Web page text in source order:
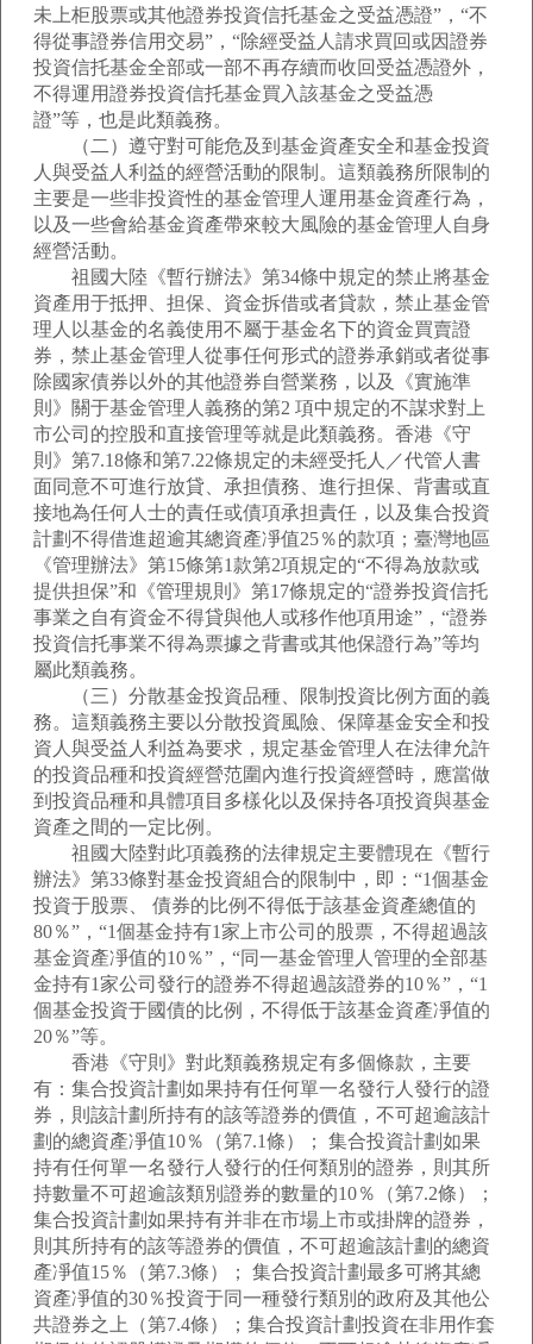
未上柜股票或其他證券投資信托基金之受益憑證”，“不
得從事證券信用交易”，“除經受益人請求買回或因證券
投資信托基金全部或一部不再存續而收回受益憑證外，
不得運用證券投資信托基金買入該基金之受益憑
證”等，也是此類義務。
（二）遵守對可能危及到基金資產安全和基金投資
人與受益人利益的經營活動的限制。這類義務所限制的
主要是一些非投資性的基金管理人運用基金資產行為，
以及一些會給基金資產帶來較大風險的基金管理人自身
經營活動。
祖國大陸《暫行辦法》第34條中規定的禁止將基金
資產用于抵押、担保、資金拆借或者貸款，禁止基金管
理人以基金的名義使用不屬于基金名下的資金買賣證
券，禁止基金管理人從事任何形式的證券承銷或者從事
除國家債券以外的其他證券自營業務，以及《實施準
則》關于基金管理人義務的第2 項中規定的不謀求對上
市公司的控股和直接管理等就是此類義務。香港《守
則》第7.18條和第7.22條規定的未經受托人／代管人書
面同意不可進行放貸、承担債務、進行担保、背書或直
接地為任何人士的責任或債項承担責任，以及集合投資
計劃不得借進超逾其總資產凈值25％的款項；臺灣地區
《管理辦法》第15條第1款第2項規定的“不得為放款或
提供担保”和《管理規則》第17條規定的“證券投資信托
事業之自有資金不得貸與他人或移作他項用途”，“證券
投資信托事業不得為票據之背書或其他保證行為”等均
屬此類義務。
（三）分散基金投資品種、限制投資比例方面的義
務。這類義務主要以分散投資風險、保障基金安全和投
資人與受益人利益為要求，規定基金管理人在法律允許
的投資品種和投資經營范圍內進行投資經營時，應當做
到投資品種和具體項目多樣化以及保持各項投資與基金
資產之間的一定比例。
祖國大陸對此項義務的法律規定主要體現在《暫行
辦法》第33條對基金投資組合的限制中，即：“1個基金
投資于股票、 債券的比例不得低于該基金資產總值的
80％”，“1個基金持有1家上市公司的股票，不得超過該
基金資產凈值的10％”，“同一基金管理人管理的全部基
金持有1家公司發行的證券不得超過該證券的10％”，“1
個基金投資于國債的比例，不得低于該基金資產凈值的
20％”等。
香港《守則》對此類義務規定有多個條款，主要
有：集合投資計劃如果持有任何單一名發行人發行的證
券，則該計劃所持有的該等證券的價值，不可超逾該計
劃的總資產凈值10％（第7.1條）； 集合投資計劃如果
持有任何單一名發行人發行的任何類別的證券，則其所
持數量不可超逾該類別證券的數量的10％（第7.2條）；
集合投資計劃如果持有并非在市場上市或掛牌的證券，
則其所持有的該等證券的價值，不可超逾該計劃的總資
產凈值15％（第7.3條）； 集合投資計劃最多可將其總
資產凈值的30％投資于同一種發行類別的政府及其他公
共證券之上（第7.4條）；集合投資計劃投資在非用作套